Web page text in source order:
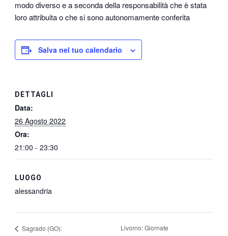
modo diverso e a seconda della responsabilità che è stata
loro attribuita o che si sono autonomamente conferita
Salva nel tuo calendario
DETTAGLI
Data:
26 Agosto 2022
Ora:
21:00 - 23:30
LUOGO
alessandria
Sagrado (GO):
Livorno: Giornate